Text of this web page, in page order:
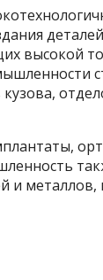
высокой
и металлов,